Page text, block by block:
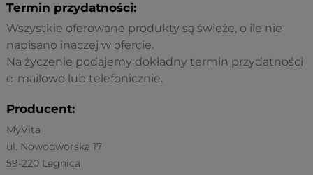
Termin przydatności:
Wszystkie oferowane produkty są świeże, o ile nie
napisano inaczej w ofercie.
Na życzenie podajemy dokładny termin przydatności
e-mailowo lub telefonicznie.
Producent:
MyVita
ul. Nowodworska 17
59-220 Legnica